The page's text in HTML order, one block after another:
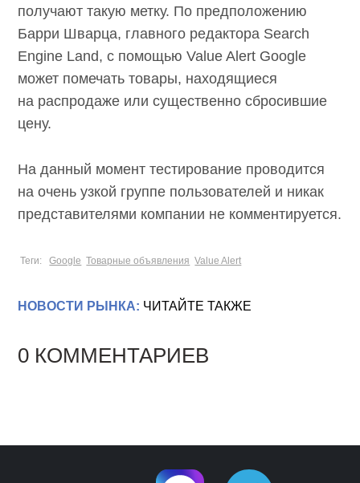
получают такую метку. По предположению
Барри Шварца, главного редактора Search
Engine Land, с помощью Value Alert Google
может помечать товары, находящиеся
на распродаже или существенно сбросившие
цену.
На данный момент тестирование проводится
на очень узкой группе пользователей и никак
представителями компании не комментируется.
Теги: Google Товарные объявления Value Alert
НОВОСТИ РЫНКА: ЧИТАЙТЕ ТАКЖЕ
0 КОММЕНТАРИЕВ